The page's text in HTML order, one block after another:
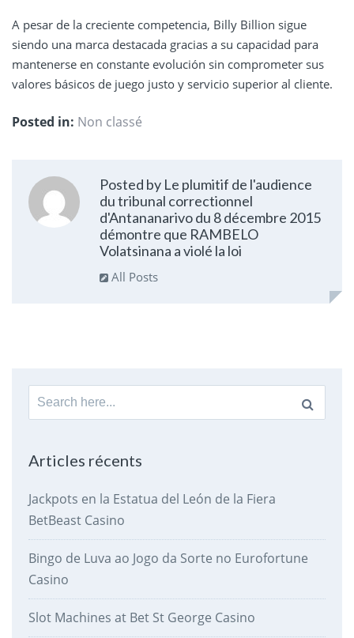
A pesar de la creciente competencia, Billy Billion sigue
siendo una marca destacada gracias a su capacidad para
mantenerse en constante evolución sin comprometer sus
valores básicos de juego justo y servicio superior al cliente.
Posted in: Non classé
Posted by Le plumitif de l'audience
du tribunal correctionnel
d'Antananarivo du 8 décembre 2015
démontre que RAMBELO
Volatsinana a violé la loi
All Posts
Search
for:
Articles récents
Jackpots en la Estatua del León de la Fiera
BetBeast Casino
Bingo de Luva ao Jogo da Sorte no Eurofortune
Casino
Slot Machines at Bet St George Casino